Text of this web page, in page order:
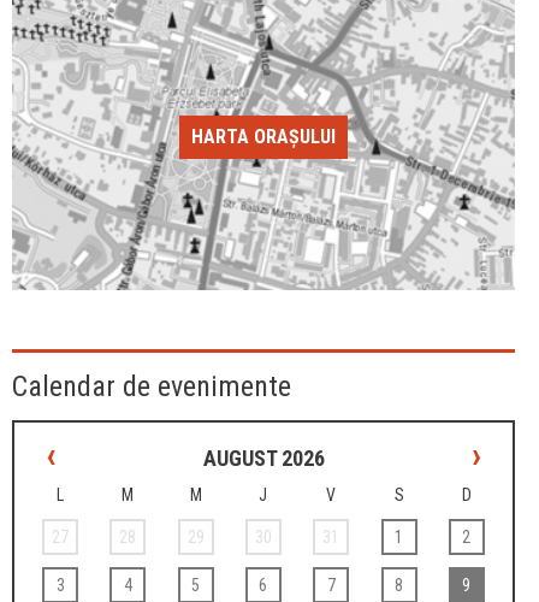
HARTA ORAȘULUI
Calendar de evenimente
‹ AUGUST 2026 ›
L M M J V S D
27 28 29 30 31 1 2
3 4 5 6 7 8 9